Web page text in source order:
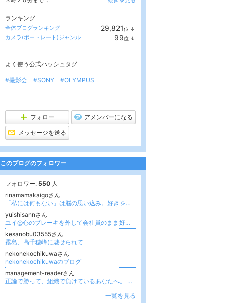
ランキング
全体ブログランキング 29,821位 ↓
カメラ(ポートレート)ジャンル 99位 ↓
よく使う公式ハッシュタグ
#撮影会 #SONY #OLYMPUS
フォロー アメンバーになる
メッセージを送る
このブログのフォロワー
フォロワー: 550 人
rinamamakaigoさん
「私には何もない」は脳の思い込み。好きを活かして自立する女性の新常識
yuishisannさん
ユイ@心のブレーキを外して会社員のまま好きで月5万叶えたOL
kesanobu03555さん
霧島、高千穂峰に魅せられて
nekonekochikuwaさん
nekonekochikuwaのブログ
management-readerさん
正論で勝って、組織で負けているあなたへ。 ── 理詰めの限界を知った参謀が教える「非言語のルール」
一覧を見る